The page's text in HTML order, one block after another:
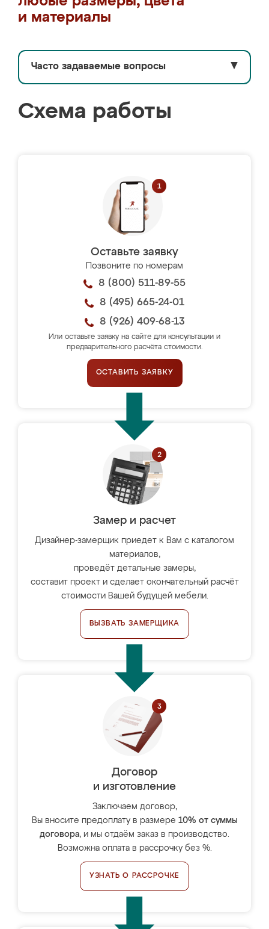
и материалы
Часто задаваемые вопросы ▼
Схема работы
Оставьте заявку
Позвоните по номерам
8 (800) 511-89-55
8 (495) 665-24-01
8 (926) 409-68-13
Или оставьте заявку на сайте для консультации и
предварительного расчёта стоимости.
ОСТАВИТЬ ЗАЯВКУ
Замер и расчет
Дизайнер-замерщик приедет к Вам с каталогом
материалов,
проведёт детальные замеры,
составит проект и сделает окончательный расчёт
стоимости Вашей будущей мебели.
ВЫЗВАТЬ ЗАМЕРЩИКА
Договор
и изготовление
Заключаем договор,
Вы вносите предоплату в размере 10% от суммы
договора, и мы отдаём заказ в производство.
Возможна оплата в рассрочку без %.
УЗНАТЬ О РАССРОЧКЕ